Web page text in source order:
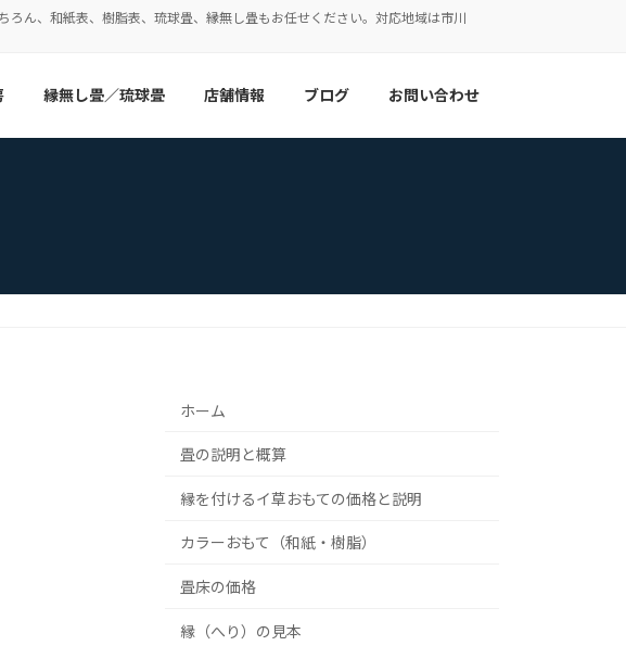
ん、和紙表、樹脂表、琉球畳、縁無し畳もお任せください。対応地域は市川
縁無し畳／琉球畳 店舗情報 ブログ お問い合わせ
ホーム
畳の説明と概算
縁を付けるイ草おもての価格と説明
カラーおもて（和紙・樹脂）
畳床の価格
縁（へり）の見本